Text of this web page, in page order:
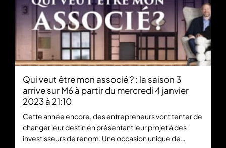
Qui veut être mon associé ? : la saison 3
arrive sur M6 à partir du mercredi 4 janvier
2023 à 21:10
Cette année encore, des entrepreneurs vont tenter de
changer leur destin en présentant leur projet à des
investisseurs de renom. Une occasion unique de